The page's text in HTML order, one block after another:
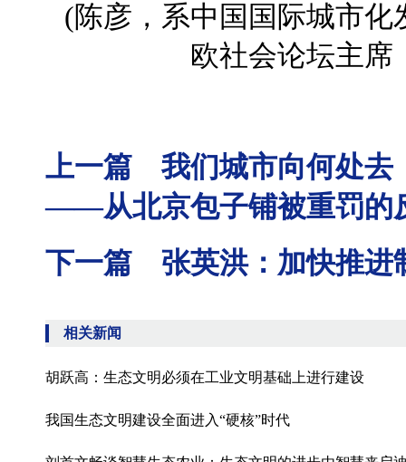
(陈彦，系中国国际城市
欧社会论坛主
上一篇 我们城市向何处去
——从北京包子铺被重罚的
下一篇 张英洪：加快推进
相关新闻
胡跃高：生态文明必须在工业文明基础上进行建设
我国生态文明建设全面进入“硬核”时代